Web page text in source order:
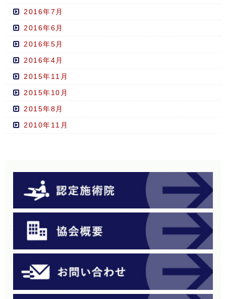
2016年7月
2016年6月
2016年5月
2016年4月
2015年11月
2015年10月
2015年8月
2010年11月